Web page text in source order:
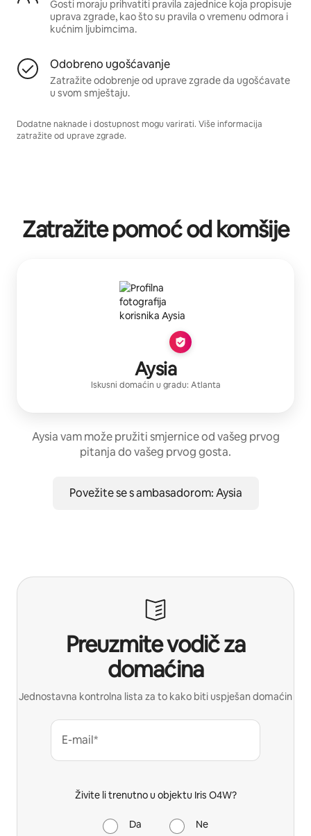
Gosti moraju prihvatiti pravila zajednice koja propisuje
uprava zgrade, kao što su pravila o vremenu odmora i
kućnim ljubimcima.
Odobreno ugošćavanje
Zatražite odobrenje od uprave zgrade da ugošćavate
u svom smještaju.
Dodatne naknade i dostupnost mogu varirati. Više informacija
zatražite od uprave zgrade.
Zatražite pomoć od komšije
Aysia
Iskusni domaćin u gradu: Atlanta
Aysia vam može pružiti smjernice od vašeg prvog
pitanja do vašeg prvog gosta.
Povežite se s ambasadorom: Aysia
Preuzmite vodič za
domaćina
Jednostavna kontrolna lista za to kako biti uspješan domaćin
E-mail*
Živite li trenutno u objektu Iris O4W?
Da Ne